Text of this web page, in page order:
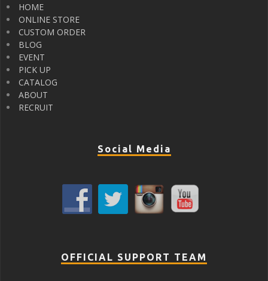
HOME
ONLINE STORE
CUSTOM ORDER
BLOG
EVENT
PICK UP
CATALOG
ABOUT
RECRUIT
Social Media
OFFICIAL SUPPORT TEAM